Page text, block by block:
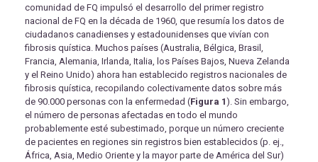
comunidad de FQ impulsó el desarrollo del primer registro
nacional de FQ en la década de 1960, que resumía los datos de
ciudadanos canadienses y estadounidenses que vivían con
fibrosis quística. Muchos países (Australia, Bélgica, Brasil,
Francia, Alemania, Irlanda, Italia, los Países Bajos, Nueva Zelanda
y el Reino Unido) ahora han establecido registros nacionales de
fibrosis quística, recopilando colectivamente datos sobre más
de 90.000 personas con la enfermedad (Figura 1). Sin embargo,
el número de personas afectadas en todo el mundo
probablemente esté subestimado, porque un número creciente
de pacientes en regiones sin registros bien establecidos (p. ej.,
África, Asia, Medio Oriente y la mayor parte de América del Sur)